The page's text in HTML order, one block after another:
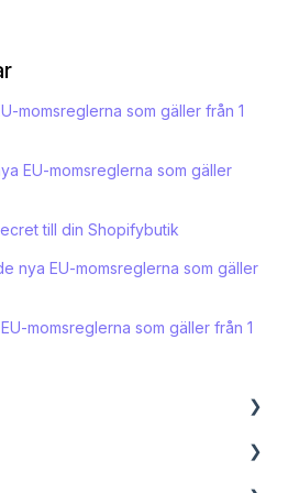
momsreglerna som gäller från 1
EU-momsreglerna som gäller
till din Shopifybutik
nya EU-momsreglerna som gäller
momsreglerna som gäller från 1